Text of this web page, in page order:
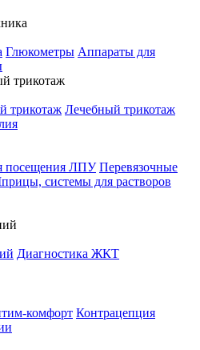
Глюкометры Аппараты для
трикотаж
трикотаж Лечебный трикотаж
посещения ЛПУ Перевязочные
системы для растворов
Диагностика ЖКТ
комфорт Контрацепция